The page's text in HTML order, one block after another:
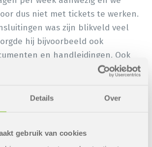
Details Over
gebruik van cookies
dus niet met tickets te werken.
was zijn blikveld veel
hij bijvoorbeeld ook
en handleidingen. Ook
legde ik met veel plezier
Een mooi voorbeeld daarvan
die zowel intern als extern
op staan. “Gegevens zijn